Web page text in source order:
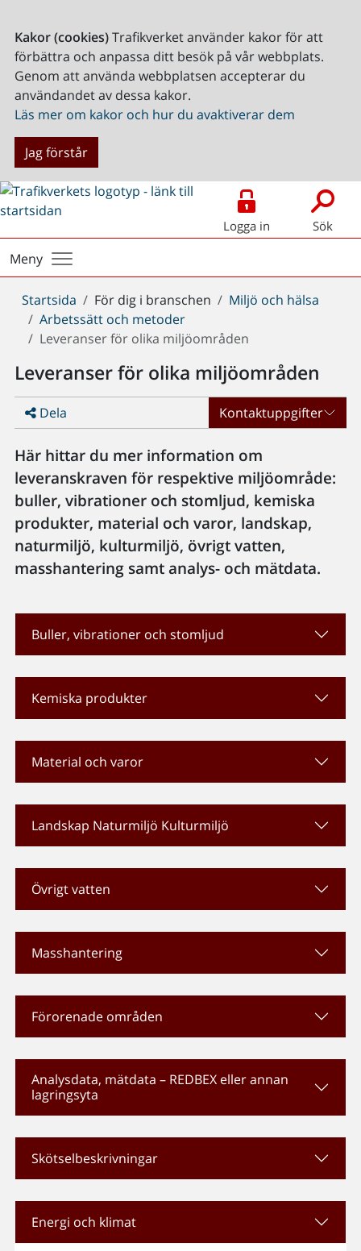
Kakor (cookies)Trafikverket använder kakor för att
förbättra och anpassa ditt besök på vår webbplats.
Genom att använda webbplatsen accepterar du
användandet av dessa kakor.
Läs mer om kakor och hur du avaktiverar dem
Jag förstår
Logga in Sök
Meny
Du
är
här:
Startsida För dig i branschen
Miljö och hälsa
Arbetssätt och metoder
Leveranser för olika miljöområden
Leveranser för olika miljöområden
Dela Kontaktuppgifter
Här hittar du mer information om
leveranskraven för respektive miljöområde:
buller, vibrationer och stomljud, kemiska
produkter, material och varor, landskap,
naturmiljö, kulturmiljö, övrigt vatten,
masshantering samt analys- och mätdata.
Buller, vibrationer och stomljud
Kemiska produkter
Material och varor
Landskap Naturmiljö Kulturmiljö
Övrigt vatten
Masshantering
Förorenade områden
Analysdata, mätdata – REDBEX eller annan
lagringsyta
Skötselbeskrivningar
Energi och klimat